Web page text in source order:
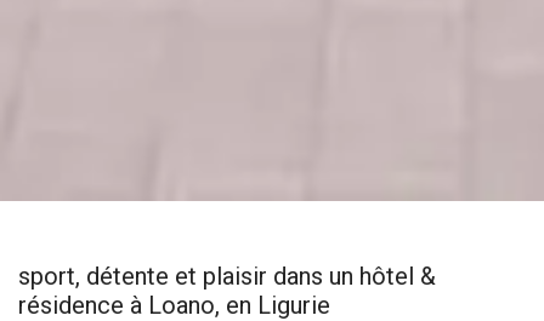
sport, détente et plaisir dans un hôtel &
résidence à Loano, en Ligurie